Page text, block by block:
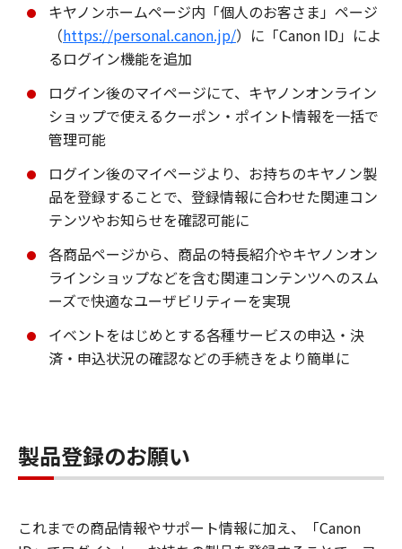
キヤノンホームページ内「個人のお客さま」ページ
（https://personal.canon.jp/）に「Canon ID」によ
るログイン機能を追加
ログイン後のマイページにて、キヤノンオンライン
ショップで使えるクーポン・ポイント情報を一括で
管理可能
ログイン後のマイページより、お持ちのキヤノン製
品を登録することで、登録情報に合わせた関連コン
テンツやお知らせを確認可能に
各商品ページから、商品の特長紹介やキヤノンオン
ラインショップなどを含む関連コンテンツへのスム
ーズで快適なユーザビリティーを実現
イベントをはじめとする各種サービスの申込・決
済・申込状況の確認などの手続きをより簡単に
製品登録のお願い
これまでの商品情報やサポート情報に加え、「Canon